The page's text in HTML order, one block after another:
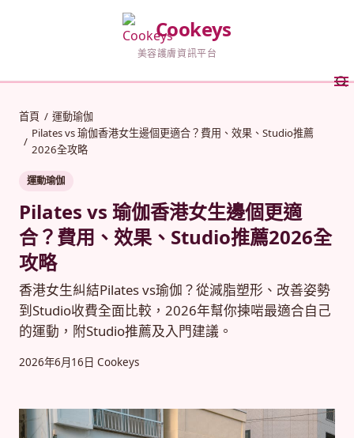
Cookeys
美容護膚資訊平台
首頁 / 運動瑜伽
/
Pilates vs 瑜伽香港女生邊個更適合？費用、效果、Studio推薦
2026全攻略
運動瑜伽
Pilates vs 瑜伽香港女生邊個更適
合？費用、效果、Studio推薦2026全
攻略
香港女生糾結Pilates vs瑜伽？從減脂塑形、改善姿勢
到Studio收費全面比較，2026年幫你揀啱最適合自己
的運動，附Studio推薦及入門建議。
2026年6月16日 Cookeys